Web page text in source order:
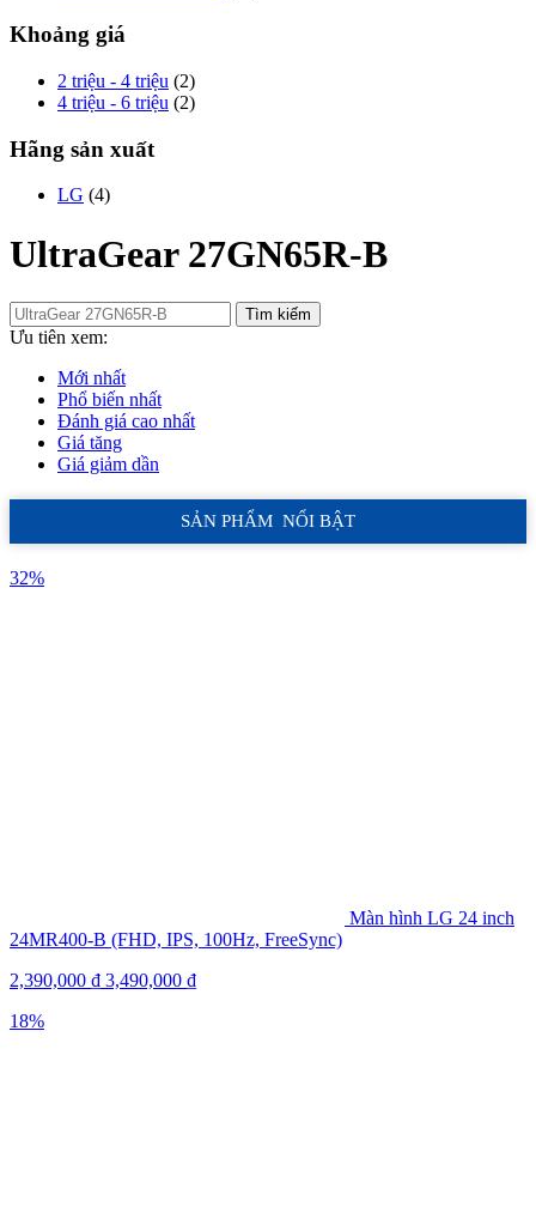
Khoảng giá
2 triệu - 4 triệu (2)
4 triệu - 6 triệu (2)
Hãng sản xuất
LG (4)
UltraGear 27GN65R-B
Tìm kiếm
Ưu tiên xem:
Mới nhất
Phổ biến nhất
Đánh giá cao nhất
Giá tăng
Giá giảm dần
SẢN PHẨM NỔI BẬT
32%
Màn hình LG 24 inch
24MR400-B (FHD, IPS, 100Hz, FreeSync)
2,390,000 ₫ 3,490,000 ₫
18%